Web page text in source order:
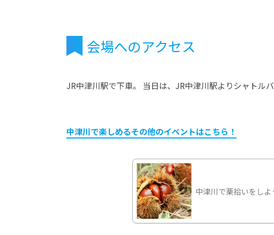
会場へのアクセス
JR中津川駅で下車。 当日は、JR中津川駅よりシャトル
中津川で楽しめるその他のイベントはこちら！
中津川で栗拾いをしよ